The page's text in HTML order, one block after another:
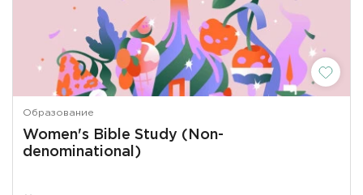
Образование
Women's Bible Study (Non-
denominational)